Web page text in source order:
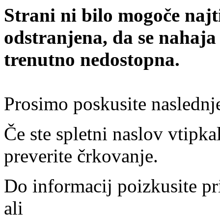
Strani ni bilo mogoče
odstranjena, da se
trenutno nedostopna.
Prosimo poskusite
Če ste spletni naslov
preverite črkovanje.
Do informacij poizkusite
ali